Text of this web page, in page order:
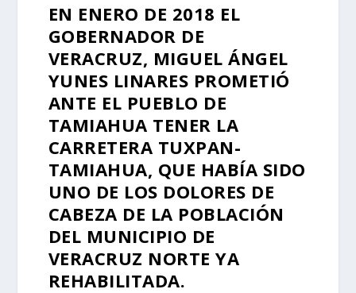
EN ENERO DE 2018 EL
GOBERNADOR DE
VERACRUZ, MIGUEL ÁNGEL
YUNES LINARES PROMETIÓ
ANTE EL PUEBLO DE
TAMIAHUA TENER LA
CARRETERA TUXPAN-
TAMIAHUA, QUE HABÍA SIDO
UNO DE LOS DOLORES DE
CABEZA DE LA POBLACIÓN
DEL MUNICIPIO DE
VERACRUZ NORTE YA
REHABILITADA.